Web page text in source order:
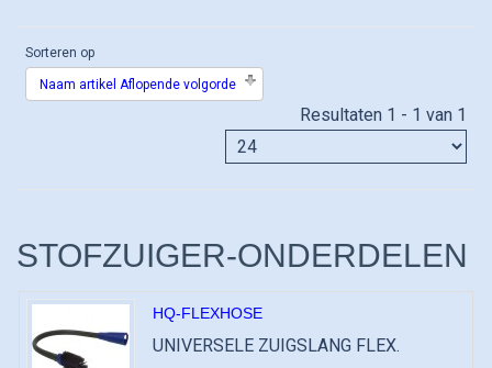
Sorteren op
Naam artikel Aflopende volgorde
Resultaten 1 - 1 van 1
STOFZUIGER-ONDERDELEN
HQ-FLEXHOSE
UNIVERSELE ZUIGSLANG FLEX.